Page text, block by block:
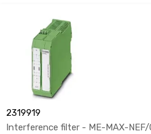
2319919
Interference filter - ME-MAX-NEF/